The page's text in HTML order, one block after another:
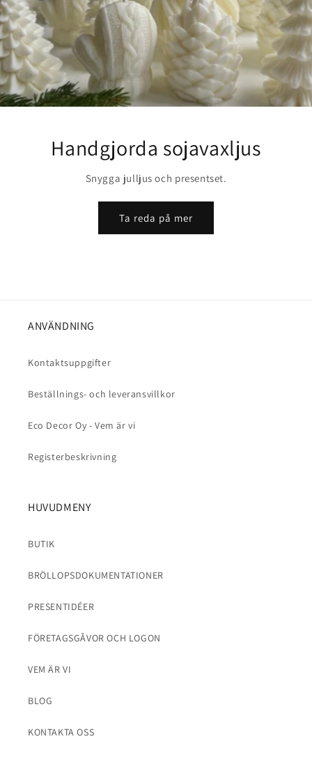
Handgjorda sojavaxljus
Snygga julljus och presentset.
Ta reda på mer
ANVÄNDNING
Kontaktsuppgifter
Beställnings- och leveransvillkor
Eco Decor Oy - Vem är vi
Registerbeskrivning
HUVUDMENY
BUTIK
BRÖLLOPSDOKUMENTATIONER
PRESENTIDÉER
FÖRETAGSGÅVOR OCH LOGON
VEM ÄR VI
BLOG
KONTAKTA OSS